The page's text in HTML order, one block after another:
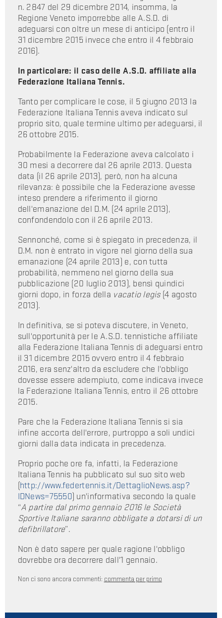
n. 2847 del 29 dicembre 2014, insomma, la
Regione Veneto imporrebbe alle A.S.D. di
adeguarsi con oltre un mese di anticipo (entro il
31 dicembre 2015 invece che entro il 4 febbraio
2016).
In particolare: il caso delle A.S.D. affiliate alla
Federazione Italiana Tennis.
Tanto per complicare le cose, il 5 giugno 2013 la
Federazione Italiana Tennis aveva indicato sul
proprio sito, quale termine ultimo per adeguarsi, il
26 ottobre 2015.
Probabilmente la Federazione aveva calcolato i
30 mesi a decorrere dal 26 aprile 2013. Questa
data (il 26 aprile 2013), però, non ha alcuna
rilevanza: è possibile che la Federazione avesse
inteso prendere a riferimento il giorno
dell'emanazione del D.M. (24 aprile 2013),
confondendolo con il 26 aprile 2013.
Sennonché, come si è spiegato in precedenza, il
D.M. non è entrato in vigore nel giorno della sua
emanazione (24 aprile 2013) e, con tutta
probabilità, nemmeno nel giorno della sua
pubblicazione (20 luglio 2013), bensì quindici
giorni dopo, in forza della vacatio legis(4 agosto
2013).
In definitiva, se si poteva discutere, in Veneto,
sull'opportunità per le A.S.D. tennistiche affiliate
alla Federazione Italiana Tennis di adeguarsi entro
il 31 dicembre 2015 ovvero entro il 4 febbraio
2016, era senz'altro da escludere che l'obbligo
dovesse essere adempiuto, come indicava invece
la Federazione Italiana Tennis, entro il 26 ottobre
2015.
Pare che la Federazione Italiana Tennis si sia
infine accorta dell'errore, purtroppo a soli undici
giorni dalla data indicata in precedenza.
Proprio poche ore fa, infatti, la Federazione
Italiana Tennis ha pubblicato sul suo sito web
(http://www.federtennis.it/DettaglioNews.asp?
IDNews=75550) un'informativa secondo la quale
“A partire dal primo gennaio 2016 le Società
Sportive Italiane saranno obbligate a dotarsi di un
defibrillatore”.
Non è dato sapere per quale ragione l'obbligo
dovrebbe ora decorrere dall'1 gennaio.
Non ci sono ancora commenti: commenta per primo